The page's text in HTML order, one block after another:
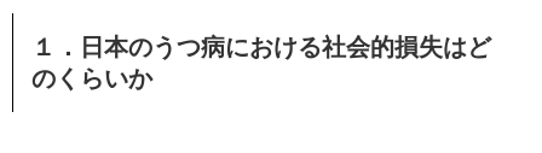
１．日本のうつ病における社会的損失はど
のくらいか